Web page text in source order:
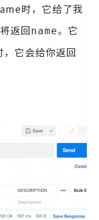
时，它给了我
返回name。它
它会给你返回